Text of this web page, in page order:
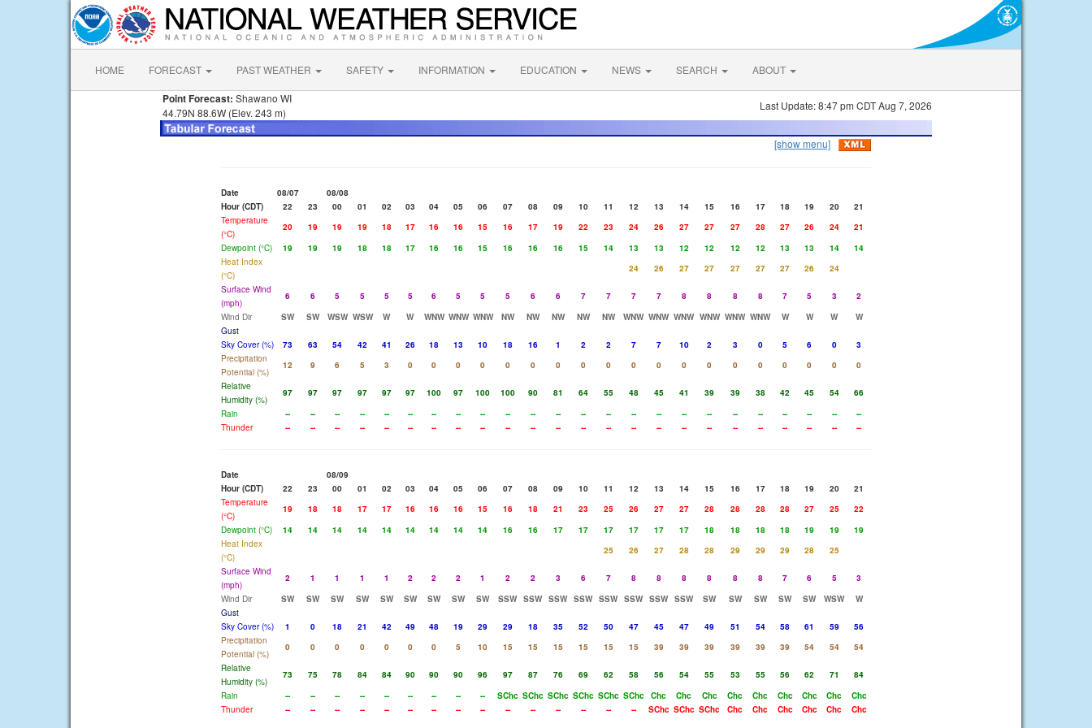
HOME FORECAST PAST WEATHER SAFETY INFORMATION EDUCATION NEWS SEARCH ABOUT
Point Forecast: Shawano WI
44.79N 88.6W (Elev. 243 m)
Last Update: 8:47 pm CDT Aug 7, 2026
[show menu]
Date 08/07
08/08
Hour (CDT)
22 23 00 01 02 03 04 05 06 07 08 09 10 11 12 13 14 15 16 17 18 19 20
21
Temperature
(°C)
20 19 19 19 18 17 16 16 15 16 17 19 22 23 24 26 27 27 27 28 27 26 24
21
Dewpoint (°C)
19 19 19 18 18 17 16 16 15 16 16 16 15 14 13 13 12 12 12 12 13 13 14
14
Heat Index
(°C)
24 26 27 27 27 27 27 26
24
Surface Wind
(mph)
6 6 5 5 5 5 6 5 5 5 6 6 7 7 7 7 8 8 8 8 7 5 3
2
Wind Dir
SW SW WSW WSW W W WNW WNW WNW NW NW NW NW NW WNW WNW WNW WNW WNW WNW W W W
W
Gust
Sky Cover (%)
73 63 54 42 41 26 18 13 10 18 16 1 2 2 7 7 10 2 3 0 5 6 0
3
Precipitation
Potential (%)
12 9 6 5 3 0 0 0 0 0 0 0 0 0 0 0 0 0 0 0 0 0 0
0
Relative
Humidity (%)
97 97 97 97 97 97 100 97 100 100 90 81 64 55 48 45 41 39 39 38 42 45 54
66
Rain
-- -- -- -- -- -- -- -- -- -- -- -- -- -- -- -- -- -- -- -- -- -- --
--
Thunder
-- -- -- -- -- -- -- -- -- -- -- -- -- -- -- -- -- -- -- -- -- -- -- --
Date
08/09
Hour (CDT)
22 23 00 01 02 03 04 05 06 07 08 09 10 11 12 13 14 15 16 17 18 19 20
21
Temperature
(°C)
19 18 18 17 17 16 16 16 15 16 18 21 23 25 26 27 27 28 28 28 28 27 25
22
Dewpoint (°C)
14 14 14 14 14 14 14 14 14 16 16 17 17 17 17 17 17 18 18 18 18 19 19
19
Heat Index
(°C)
25 26 27 28 28 29 29 29 28
25
Surface Wind
(mph)
2 1 1 1 1 2 2 2 1 2 2 3 6 7 8 8 8 8 8 8 7 6 5
3
Wind Dir
SW SW SW SW SW SW SW SW SW SSW SSW SSW SSW SSW SSW SSW SSW SW SW SW SW SW WSW
W
Gust
Sky Cover (%)
1 0 18 21 42 49 48 19 29 29 18 35 52 50 47 45 47 49 51 54 58 61 59
56
Precipitation
Potential (%)
0 0 0 0 0 0 0 5 10 15 15 15 15 15 15 39 39 39 39 39 39 54 54
54
Relative
Humidity (%)
73 75 78 84 84 90 90 90 96 97 87 76 69 62 58 56 54 55 53 55 56 62 71
84
Rain
-- -- -- -- -- -- -- -- -- SChc SChc SChc SChc SChc SChc Chc Chc Chc Chc Chc Chc Chc Chc
Chc
Thunder
-- -- -- -- -- -- -- -- -- -- -- -- -- -- -- SChc SChc SChc Chc Chc Chc Chc Chc Chc